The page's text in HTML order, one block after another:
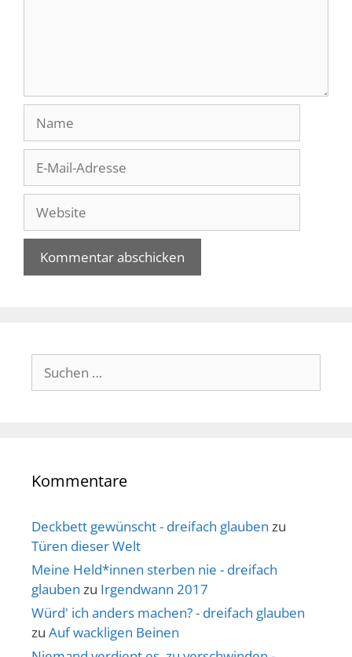
Mail-
Adresse
Website
Suche
nach:
Kommentare
Deckbett gewünscht - dreifach glauben zu
Türen dieser Welt
Meine Held*innen sterben nie - dreifach
glauben zu Irgendwann 2017
Würd' ich anders machen? - dreifach glauben
zu Auf wackligen Beinen